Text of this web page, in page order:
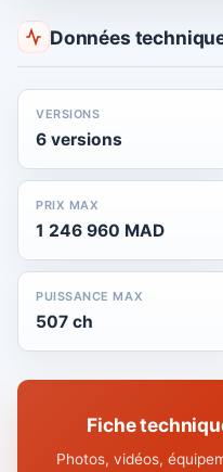
Données
VERSIONS
6 versions
PRIX MAX
1 246 960 MAD
PUISSANCE MAX
507 ch
Fiche
Photos, vidéos,